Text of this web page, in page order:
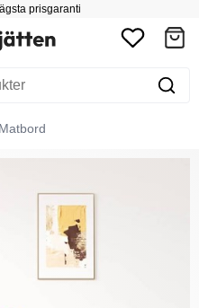
prisgaranti
Matbord